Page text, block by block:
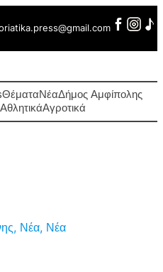
ΘέματαΝέαΔήμος Αμφίπολης
ΑθλητικάΑγροτικά
, Νέα, Νέα